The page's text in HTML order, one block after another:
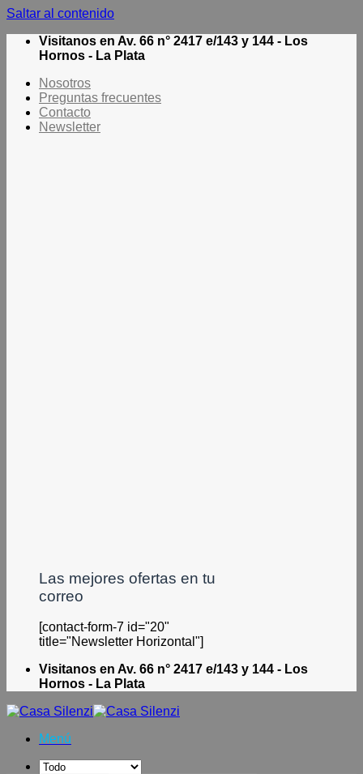
Saltar al contenido
Visitanos en Av. 66 n° 2417 e/143 y 144 - Los
Hornos - La Plata
Nosotros
Preguntas frecuentes
Contacto
Newsletter
Las mejores ofertas en tu
correo
[contact-form-7 id="20"
title="Newsletter Horizontal"]
Visitanos en Av. 66 n° 2417 e/143 y 144 - Los
Hornos - La Plata
Menú